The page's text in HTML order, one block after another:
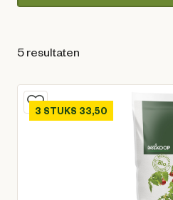
5 resultaten
3 STUKS 33,50